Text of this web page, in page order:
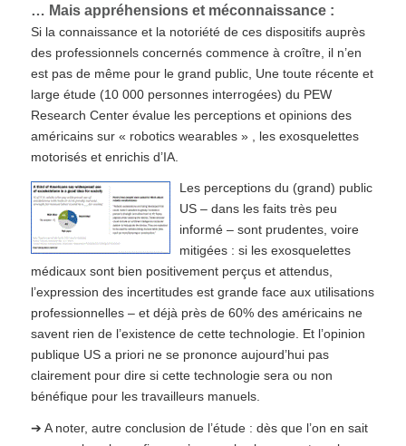
… Mais appréhensions et méconnaissance :
Si la connaissance et la notoriété de ces dispositifs auprès
des professionnels concernés commence à croître, il n’en
est pas de même pour le grand public, Une toute récente et
large étude (10 000 personnes interrogées) du PEW
Research Center évalue les perceptions et opinions des
américains sur « robotics wearables » , les exosquelettes
motorisés et enrichis d’IA.
Les perceptions du (grand) public
US – dans les faits très peu
informé – sont prudentes, voire
mitigées : si les exosquelettes
médicaux sont bien positivement perçus et attendus,
l’expression des incertitudes est grande face aux utilisations
professionnelles – et déjà près de 60% des américains ne
savent rien de l’existence de cette technologie. Et l’opinion
publique US a priori ne se prononce aujourd’hui pas
clairement pour dire si cette technologie sera ou non
bénéfique pour les travailleurs manuels.
➔ A noter, autre conclusion de l’étude : dès que l’on en sait